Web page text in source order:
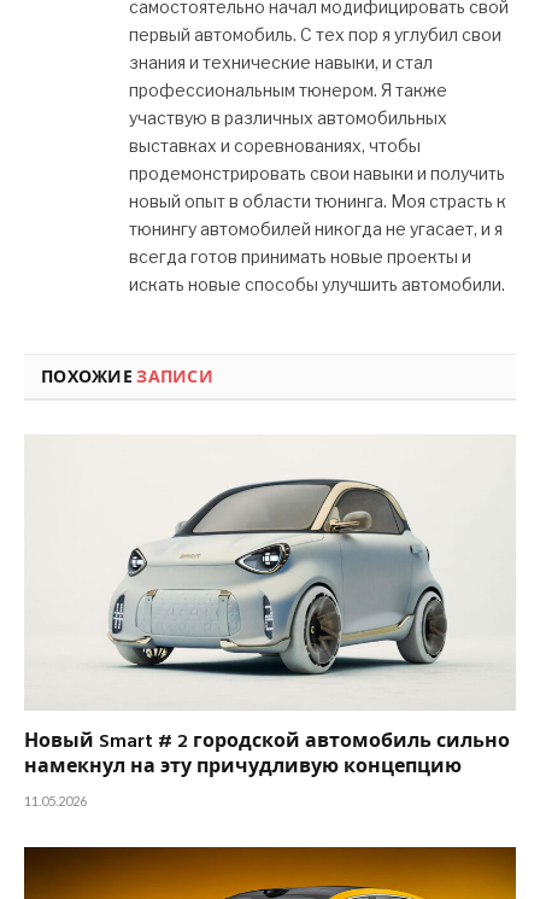
самостоятельно начал модифицировать свой
первый автомобиль. С тех пор я углубил свои
знания и технические навыки, и стал
профессиональным тюнером. Я также
участвую в различных автомобильных
выставках и соревнованиях, чтобы
продемонстрировать свои навыки и получить
новый опыт в области тюнинга. Моя страсть к
тюнингу автомобилей никогда не угасает, и я
всегда готов принимать новые проекты и
искать новые способы улучшить автомобили.
ПОХОЖИЕЗАПИСИ
Новый Smart # 2 городской автомобиль сильно
намекнул на эту причудливую концепцию
11.05.2026